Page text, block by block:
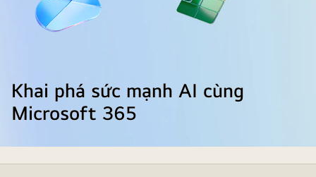
Khai phá sức mạnh AI cùng
Microsoft 365